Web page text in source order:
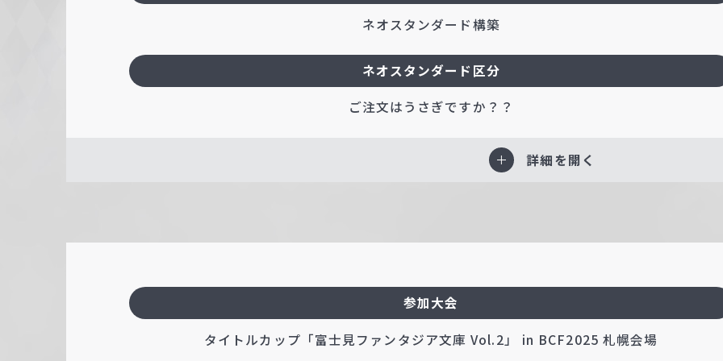
ネオスタンダード構築
ネオスタンダード区分
ご注文はうさぎですか？？
詳細を開く
参加大会
タイトルカップ「富士見ファンタジア文庫 Vol.2」 in BCF2025 札幌会場